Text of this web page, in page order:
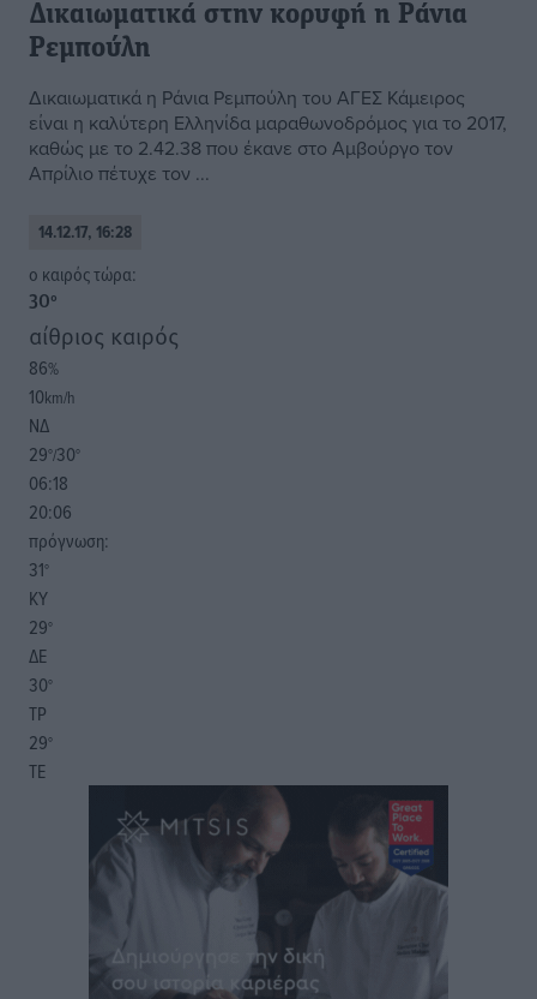
Δικαιωματικά στην κορυφή η Ράνια
Ρεμπούλη
Δικαιωματικά η Ράνια Ρεμπούλη του ΑΓΕΣ Κάμειρος
είναι η καλύτερη Ελληνίδα μαραθωνοδρόμος για το 2017,
καθώς με το 2.42.38 που έκανε στο Αμβούργο τον
Απρίλιο πέτυχε τον ...
14.12.17, 16:28
o καιρός τώρα:
30°
αίθριος καιρός
86%
10km/h
ΝΔ
29°/30°
06:18
20:06
πρόγνωση:
31°
ΚΥ
29°
ΔΕ
30°
ΤΡ
29°
ΤΕ